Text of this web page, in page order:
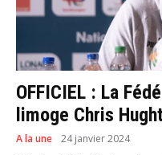
OFFICIEL : La
limoge Chris
A la une 24 janvier 2024